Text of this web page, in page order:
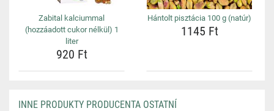
Zabital kalciummal
(hozzáadott cukor nélkül) 1
liter
920 Ft
Hántolt pisztácia 100 g (natúr)
1145 Ft
INNE PRODUKTY PRODUCENTA OSTATNÍ